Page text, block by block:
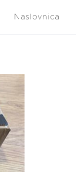
Naslovnica